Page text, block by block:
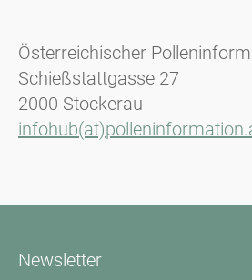
Österreichischer
Schießstattgasse 27
2000 Stockerau
Newsletter